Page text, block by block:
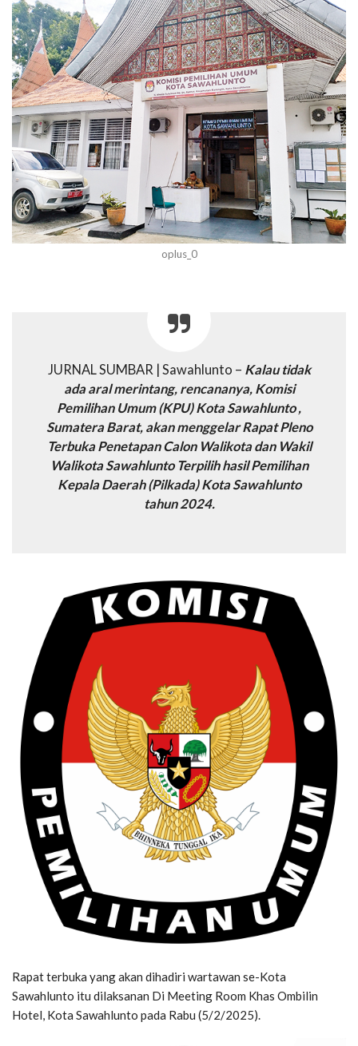
oplus_0
JURNAL SUMBAR | Sawahlunto – Kalau tidak
ada aral merintang, rencananya, Komisi
Pemilihan Umum (KPU) Kota Sawahlunto ,
Sumatera Barat, akan menggelar Rapat Pleno
Terbuka Penetapan Calon Walikota dan Wakil
Walikota Sawahlunto Terpilih hasil Pemilihan
Kepala Daerah (Pilkada) Kota Sawahlunto
tahun 2024.
Rapat terbuka yang akan dihadiri wartawan se-Kota
Sawahlunto itu dilaksanan Di Meeting Room Khas Ombilin
Hotel, Kota Sawahlunto pada Rabu (5/2/2025).